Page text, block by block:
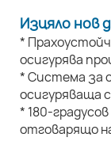
Изцяло нов
*
осигурява
* Система за
осигуряваща
* 180-
отговарящо